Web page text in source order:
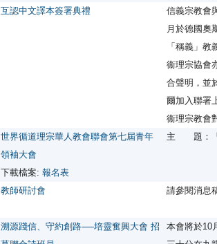
互認中文譯本簽署典禮
信義宗教會
月於德國奧
「稱義」
衞理宗協會
合聲明，並
爾加入聯署
衞理宗教會
世界循道理宗華人教會聯會第七屆青年
領袖大會
下載檔案: 報名表
主 題：「i
教師研討會 請參閱消息
溯源踐信、守約創路──培靈奮興大會 招
本會將於10